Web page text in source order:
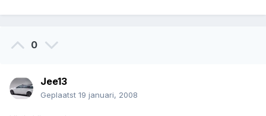
0
Jee13
Geplaatst 19 januari, 2008